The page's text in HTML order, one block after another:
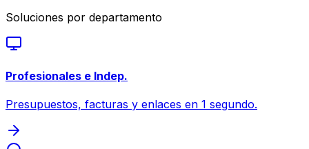
Soluciones por departamento
Profesionales e Indep.
Presupuestos, facturas y enlaces en 1 segundo.